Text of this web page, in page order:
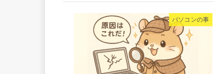
パソコンの事